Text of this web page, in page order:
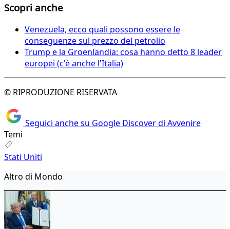
Scopri anche
Venezuela, ecco quali possono essere le
conseguenze sul prezzo del petrolio
Trump e la Groenlandia: cosa hanno detto 8 leader
europei (c'è anche l'Italia)
© RIPRODUZIONE RISERVATA
Seguici anche su Google Discover di Avvenire
Temi
Stati Uniti
Altro di Mondo